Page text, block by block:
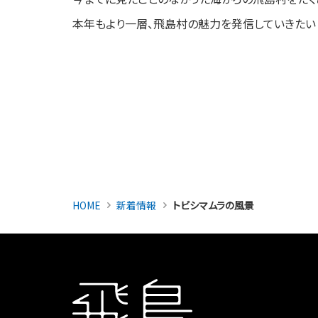
本年もより一層、飛島村の魅力を発信していきたい
HOME 新着情報 トビシマムラの風景